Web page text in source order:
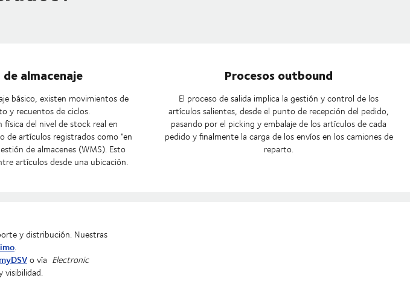
almacenaje
básico, existen movimientos de
y recuentos de ciclos.
física del nivel de stock real en
de artículos registrados como "en
de almacenes (WMS). Esto
artículos desde una ubicación.
Procesos outbound
El proceso de salida implica la gestión y control de los
artículos salientes, desde el punto de recepción del pedido,
pasando por el picking y embalaje de los artículos de cada
pedido y finalmente la carga de los envíos en los camiones de
reparto.
y distribución. Nuestras
.
myDSVo vía Electronic
visibilidad.